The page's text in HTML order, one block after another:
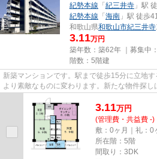
紀勢本線 「 紀三井寺 」駅
紀勢本線 「 海南 」駅 徒歩
和歌山県和歌山市紀三井寺
3.11万円
築年数：築62年 ｜募集中：
階数：5階建
新築マンションです。駅まで徒歩15分に立地す
より素敵なものに変わります。新たな物件探
ょう。ぜひとも当社をご利用...
3.11万円
(管理費・共益費 -)
敷：0ヶ月｜礼：0
所在階：5階
間取り：3DK